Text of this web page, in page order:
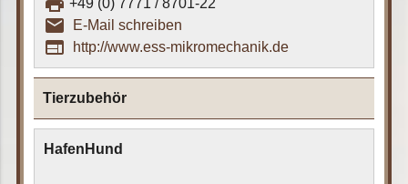
+49 (0) 7771 / 8701-22
email_outline
E-Mail schreiben
web http://www.ess-mikromechanik.de
Tierzubehör
HafenHund